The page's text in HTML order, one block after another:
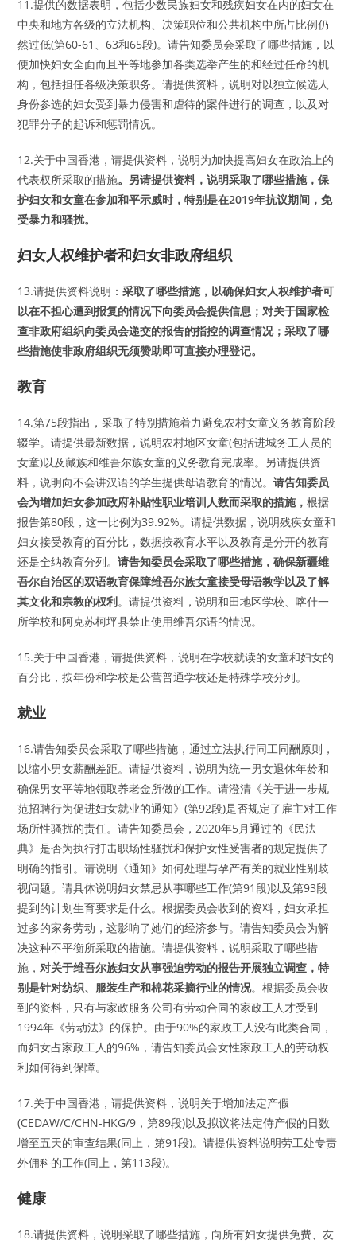
11.提供的数据表明，包括少数民族妇女和残疾妇女在内的妇女在
中央和地方各级的立法机构、决策职位和公共机构中所占比例仍
然过低(第60-61、63和65段)。请告知委员会采取了哪些措施，以
便加快妇女全面而且平等地参加各类选举产生的和经过任命的机
构，包括担任各级决策职务。请提供资料，说明对以独立候选人
身份参选的妇女受到暴力侵害和虐待的案件进行的调查，以及对
犯罪分子的起诉和惩罚情况。
12.关于中国香港，请提供资料，说明为加快提高妇女在政治上的
代表权所采取的措施。另请提供资料，说明采取了哪些措施，保
护妇女和女童在参加和平示威时，特别是在2019年抗议期间，免
受暴力和骚扰。
妇女人权维护者和妇女非政府组织
13.请提供资料说明：采取了哪些措施，以确保妇女人权维护者可
以在不担心遭到报复的情况下向委员会提供信息；对关于国家检
查非政府组织向委员会递交的报告的指控的调查情况；采取了哪
些措施使非政府组织无须赞助即可直接办理登记。
教育
14.第75段指出，采取了特别措施着力避免农村女童义务教育阶段
辍学。请提供最新数据，说明农村地区女童(包括进城务工人员的
女童)以及藏族和维吾尔族女童的义务教育完成率。另请提供资
料，说明向不会讲汉语的学生提供母语教育的情况。请告知委员
会为增加妇女参加政府补贴性职业培训人数而采取的措施，根据
报告第80段，这一比例为39.92%。请提供数据，说明残疾女童和
妇女接受教育的百分比，数据按教育水平以及教育是分开的教育
还是全纳教育分列。请告知委员会采取了哪些措施，确保新疆维
吾尔自治区的双语教育保障维吾尔族女童接受母语教学以及了解
其文化和宗教的权利。请提供资料，说明和田地区学校、喀什一
所学校和阿克苏柯坪县禁止使用维吾尔语的情况。
15.关于中国香港，请提供资料，说明在学校就读的女童和妇女的
百分比，按年份和学校是公营普通学校还是特殊学校分列。
就业
16.请告知委员会采取了哪些措施，通过立法执行同工同酬原则，
以缩小男女薪酬差距。请提供资料，说明为统一男女退休年龄和
确保男女平等地领取养老金所做的工作。请澄清《关于进一步规
范招聘行为促进妇女就业的通知》(第92段)是否规定了雇主对工作
场所性骚扰的责任。请告知委员会，2020年5月通过的《民法
典》是否为执行打击职场性骚扰和保护女性受害者的规定提供了
明确的指引。请说明《通知》如何处理与孕产有关的就业性别歧
视问题。请具体说明妇女禁忌从事哪些工作(第91段)以及第93段
提到的计划生育要求是什么。根据委员会收到的资料，妇女承担
过多的家务劳动，这影响了她们的经济参与。请告知委员会为解
决这种不平衡所采取的措施。请提供资料，说明采取了哪些措
施， 对关于维吾尔族妇女从事强迫劳动的报告开展独立调查，特
别是针对纺织、服装生产和棉花采摘行业的情况。根据委员会收
到的资料，只有与家政服务公司有劳动合同的家政工人才受到
1994年《劳动法》的保护。由于90%的家政工人没有此类合同，
而妇女占家政工人的96%，请告知委员会女性家政工人的劳动权
利如何得到保障。
17.关于中国香港，请提供资料，说明关于增加法定产假
(CEDAW/C/CHN-HKG/9，第89段)以及拟议将法定侍产假的日数
增至五天的审查结果(同上，第91段)。请提供资料说明劳工处专责
外佣科的工作(同上，第113段)。
健康
18.请提供资料，说明采取了哪些措施，向所有妇女提供免费、友